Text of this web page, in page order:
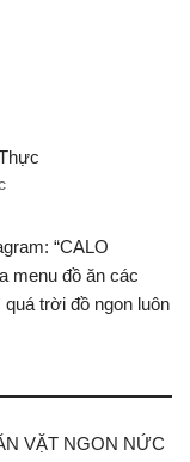
“CALO
menu đồ ăn các
trời đồ ngon luôn
VẶT NGON NỨC